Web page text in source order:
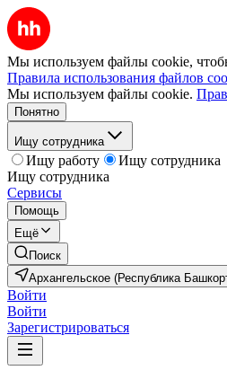
Мы используем файлы cookie,
Правила использования файлов
Мы используем файлы cookie.
Понятно
Ищу сотрудника
Ищу работу
Ищу сотрудника
Ищу сотрудника
Сервисы
Помощь
Ещё
Поиск
Архангельское (Республика
Войти
Войти
Зарегистрироваться